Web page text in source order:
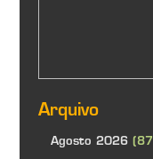
Arquivo
Agosto 2026(87)